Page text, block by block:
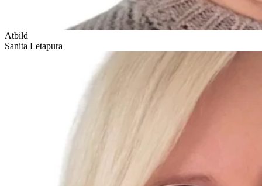
Atbild
Sanita Letapura